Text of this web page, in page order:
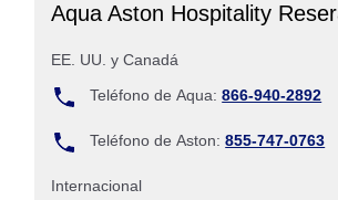
Aqua Aston Hospitality
EE. UU. y Canadá
Teléfono de Aqua:866-940-2892
Teléfono de Aston:855-747-0763
Internacional